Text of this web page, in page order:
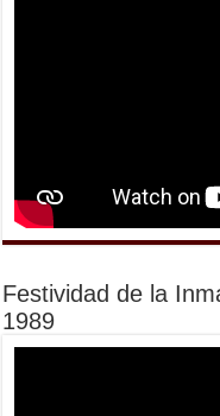
Festividad de la
1989